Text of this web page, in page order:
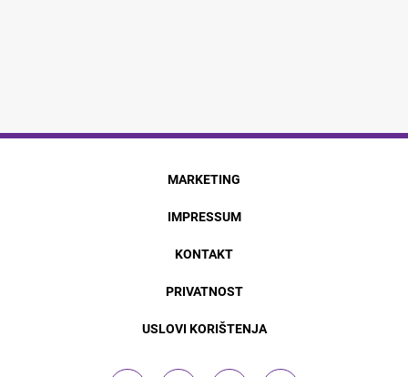
MARKETING
IMPRESSUM
KONTAKT
PRIVATNOST
USLOVI KORIŠTENJA